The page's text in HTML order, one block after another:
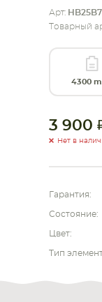
СМАРТФОНА
Арт:
Товарный
4300
3 900
Нет в
Гарантия:
Состояние:
Цвет:
Тип